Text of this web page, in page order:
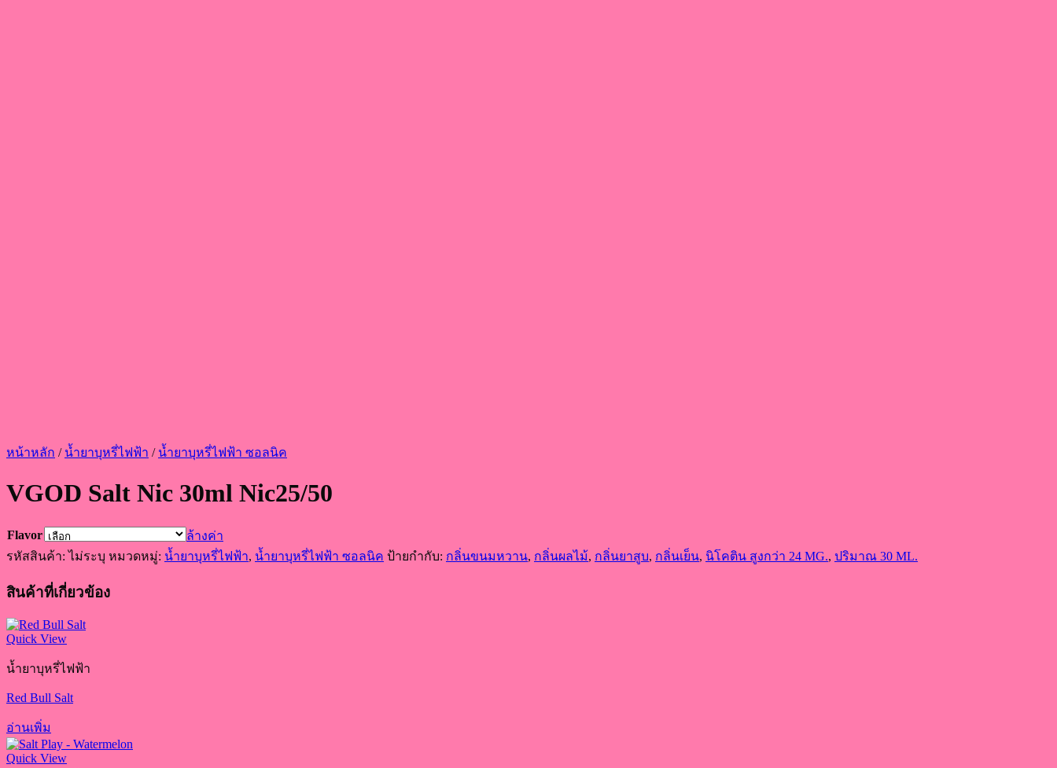
หน้าหลัก / น้ำยาบุหรี่ไฟฟ้า / น้ำยาบุหรี่ไฟฟ้า ซอลนิค
VGOD Salt Nic 30ml Nic25/50
Flavor
ล้างค่า
รหัสสินค้า:ไม่ระบุ หมวดหมู่: น้ำยาบุหรี่ไฟฟ้า, น้ำยาบุหรี่ไฟฟ้า ซอลนิค ป้ายกำกับ: กลิ่นขนมหวาน, กลิ่นผลไม้, กลิ่นยาสูบ, กลิ่นเย็น, นิโคติน สูงกว่า 24 MG., ปริมาณ 30 ML.
สินค้าที่เกี่ยวข้อง
Quick View
น้ำยาบุหรี่ไฟฟ้า
Red Bull Salt
อ่านเพิ่ม
Quick View